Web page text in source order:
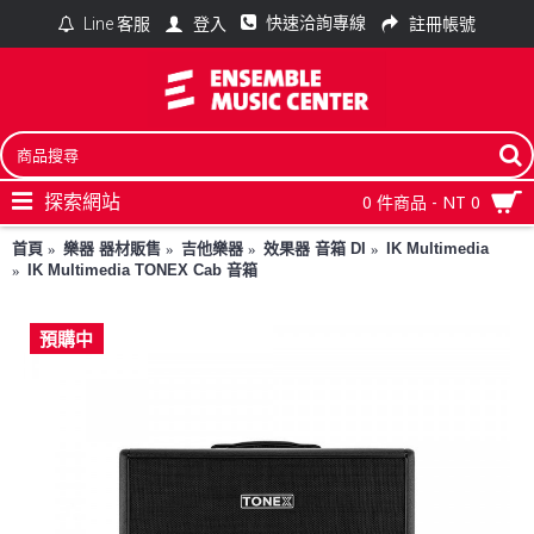
Line 客服 登入 快速洽詢專線 註冊帳號
0 件商品 - NT 0
探索網站
首頁 樂器 器材販售 吉他樂器 效果器 音箱 DI
IK Multimedia
IK Multimedia TONEX Cab 音箱
預購中